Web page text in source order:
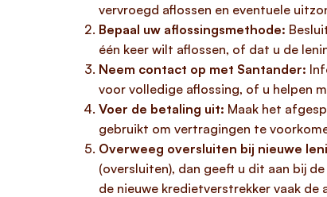
vervroegd aflossen en eventuele
Bepaal uw aflossingsmethode:
één keer wilt aflossen, of dat u de
Neem contact op met Santander:
voor volledige aflossing, of u helpen
Voer de betaling uit: Maak het
gebruikt om vertragingen te
Overweeg oversluiten bij nieuwe
(oversluiten), dan geeft u dit aan bij
de nieuwe kredietverstrekker vaak